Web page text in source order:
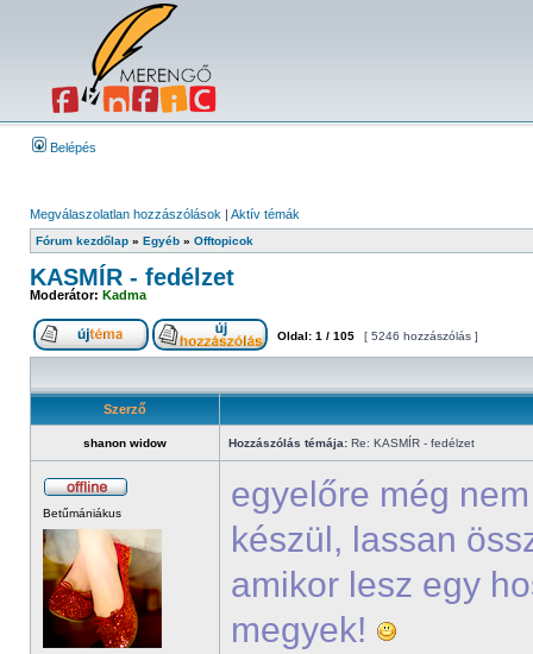
Belépés
Megválaszolatlan hozzászólások | Aktív témák
Fórum kezdőlap » Egyéb » Offtopicok
KASMÍR - fedélzet
Moderátor: Kadma
Oldal: 1 / 105 [ 5246 hozzászólás ]
Szerző
shanon widow Hozzászólás témája: Re: KASMÍR - fedélzet
Betűmániákus
egyelőre még
készül, lassan
amikor lesz egy
megyek!